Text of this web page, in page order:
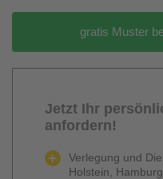
gratis Muster
Jetzt Ihr
anfordern!
Verlegung und
Holstein,